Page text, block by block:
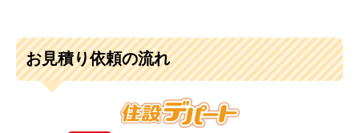
お見積り依頼の流れ